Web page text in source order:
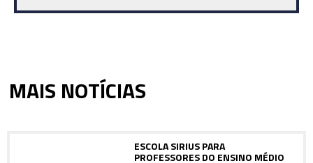
MAIS NOTÍCIAS
ESCOLA SIRIUS PARA
PROFESSORES DO ENSINO MÉDIO